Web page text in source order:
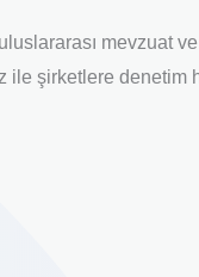
mevzuat
ile şirketlere denetim